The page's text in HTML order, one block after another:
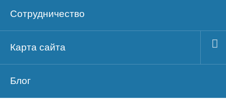
Сотрудничество
Карта сайта
Блог